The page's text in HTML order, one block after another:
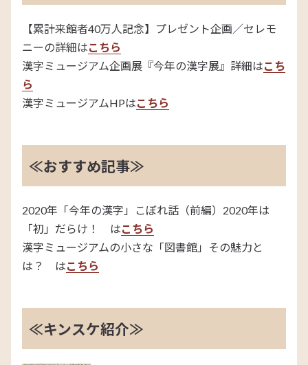
【累計来館者40万人記念】プレゼント企画／セレモ
ニーの詳細はこちら
漢字ミュージアム企画展『今年の漢字展』詳細はこち
ら
漢字ミュージアムHPはこちら
≪おすすめ記事≫
2020年「今年の漢字」こぼれ話（前編）2020年は
「初」だらけ！ はこちら
漢字ミュージアムの小さな「図書館」その魅力と
は？ はこちら
≪キンスケ紹介≫